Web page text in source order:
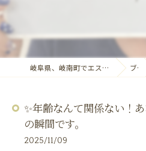
岐阜県、岐南町でエステならLa vie en Rose 岐阜本店 ブログ
✨年齢なんて関係ない！
の瞬間です。
2025/11/09